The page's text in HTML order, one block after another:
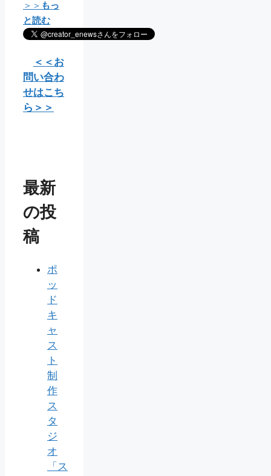
＞＞ もっ
と読む
＜＜お
問い合わ
せはこち
ら＞＞
最新
の投
稿
ポ
ッ
ド
キ
ャ
ス
ト
制
作
ス
タ
ジ
オ
「ス